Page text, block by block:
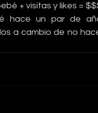
+ visitas y likes =
hace un par de
a cambio de no